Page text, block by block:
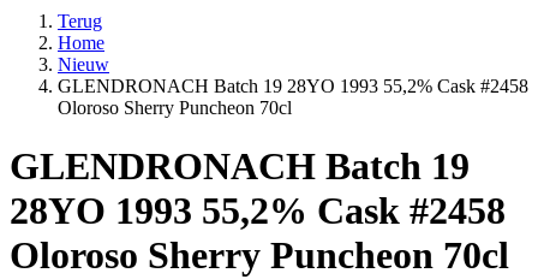
Terug
Home
Nieuw
GLENDRONACH Batch 19 28YO 1993 55,2% Cask #2458
Oloroso Sherry Puncheon 70cl
GLENDRONACH Batch 19
28YO 1993 55,2% Cask #2458
Oloroso Sherry Puncheon 70cl